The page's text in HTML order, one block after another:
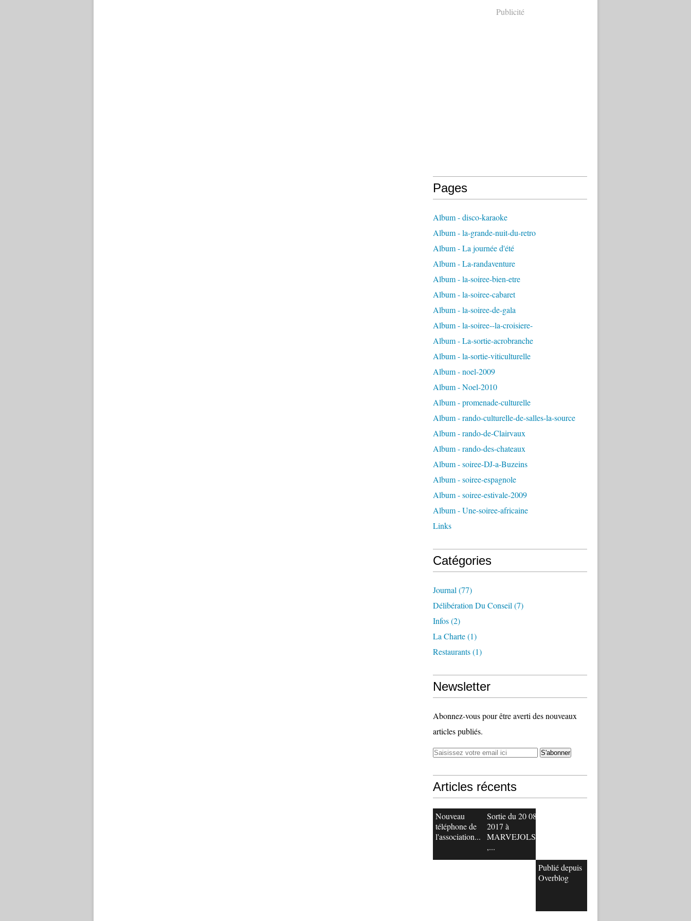
Publicité
Pages
Album - disco-karaoke
Album - la-grande-nuit-du-retro
Album - La journée d'été
Album - La-randaventure
Album - la-soiree-bien-etre
Album - la-soiree-cabaret
Album - la-soiree-de-gala
Album - la-soiree--la-croisiere-
Album - La-sortie-acrobranche
Album - la-sortie-viticulturelle
Album - noel-2009
Album - Noel-2010
Album - promenade-culturelle
Album - rando-culturelle-de-salles-la-source
Album - rando-de-Clairvaux
Album - rando-des-chateaux
Album - soiree-DJ-a-Buzeins
Album - soiree-espagnole
Album - soiree-estivale-2009
Album - Une-soiree-africaine
Links
Catégories
Journal (77)
Délibération Du Conseil (7)
Infos(2)
La Charte(1)
Restaurants(1)
Newsletter
Abonnez-vous pour être averti des nouveaux
articles publiés.
Articles récents
Nouveau
téléphone de
l'association...
Sortie du 20 08
2017 à
MARVEJOLS
,...
Publié depuis
Overblog